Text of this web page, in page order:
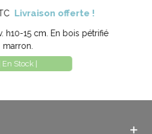
Livraison offerte !
h10-15 cm. En bois pétrifié
marron.
| En Stock |